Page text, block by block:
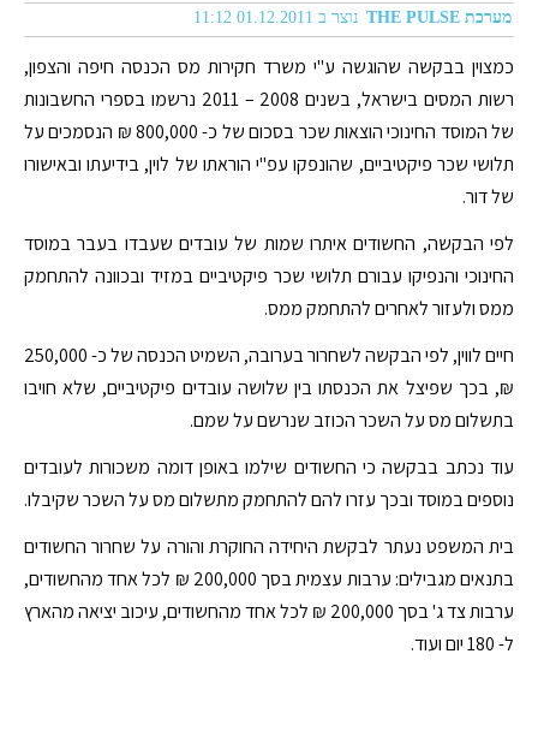
מערכת THE PULSE נוצר ב 01.12.2011 11:12
כמצוין בבקשה שהוגשה ע"י משרד חקירות מס הכנסה חיפה והצפון,
רשות המסים בישראל, בשנים 2008 – 2011 נרשמו בספרי החשבונות
של המוסד החינוכי הוצאות שכר בסכום של כ- 800,000 ₪ הנסמכים על
תלושי שכר פיקטיביים, שהונפקו עפ"י הוראתו של לוין, בידיעתו ובאישורו
של דור.
לפי הבקשה, החשודים איתרו שמות של עובדים שעבדו בעבר במוסד
החינוכי והנפיקו עבורם תלושי שכר פיקטיביים במזיד ובכוונה להתחמק
ממס ולעזור לאחרים להתחמק ממס.
חיים לווין, לפי הבקשה לשחרור בערובה, השמיט הכנסה של כ- 250,000
₪, בכך שפיצל את הכנסתו בין שלושה עובדים פיקטיביים, שלא חויבו
בתשלום מס על השכר הכוזב שנרשם על שמם.
עוד נכתב בבקשה כי החשודים שילמו באופן דומה משכורות לעובדים
נוספים במוסד ובכך עזרו להם להתחמק מתשלום מס על השכר שקיבלו.
בית המשפט נעתר לבקשת היחידה החוקרת והורה על שחרור החשודים
בתנאים מגבילים: ערבות עצמית בסך 200,000 ₪ לכל אחד מהחשודים,
ערבות צד ג' בסך 200,000 ₪ לכל אחד מהחשודים, עיכוב יציאה מהארץ
ל- 180 יום ועוד.